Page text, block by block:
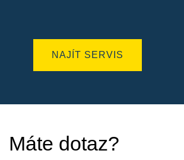
NAJÍT SERVIS
Máte dotaz?